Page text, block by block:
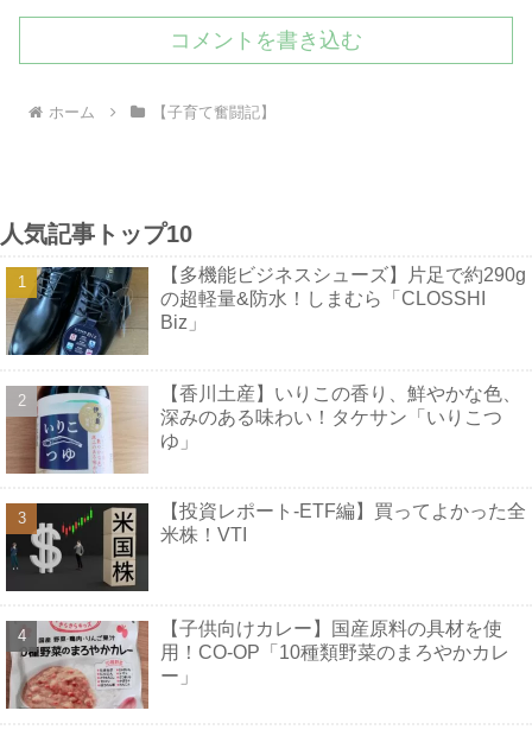
コメントを書き込む
ホーム 【子育て奮闘記】
人気記事トップ10
【多機能ビジネスシューズ】片足で約290g
の超軽量&防水！しまむら「CLOSSHI
Biz」
【香川土産】いりこの香り、鮮やかな色、
深みのある味わい！タケサン「いりこつ
ゆ」
【投資レポート-ETF編】買ってよかった全
米株！VTI
【子供向けカレー】国産原料の具材を使
用！CO-OP「10種類野菜のまろやかカレ
ー」